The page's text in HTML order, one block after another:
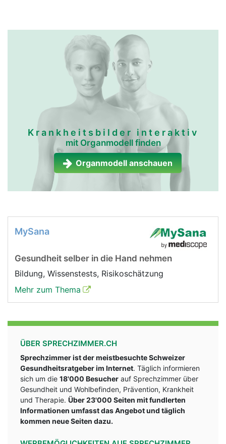
Krankheitsbilder interaktiv
mit Organmodell finden
Organmodell anschauen
MySana
Gesundheit selber in die Hand nehmen
Bildung, Wissenstests, Risikoschätzung
Mehr zum Thema
ÜBER SPRECHZIMMER.CH
Sprechzimmer ist der meistbesuchte Schweizer
Gesundheitsratgeber im Internet. Täglich informieren
sich um die 18'000 Besucher auf Sprechzimmer über
Gesundheit und Wohlbefinden, Prävention, Krankheit
und Therapie. Über 23'000 Seiten mit fundlerten
Informationen umfasst das Angebot und täglich
kommen neue Seiten dazu.